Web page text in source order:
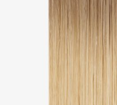
- die
eine nahtlose
Basis flach auf der
3cm breite Klebefläche
natürliche